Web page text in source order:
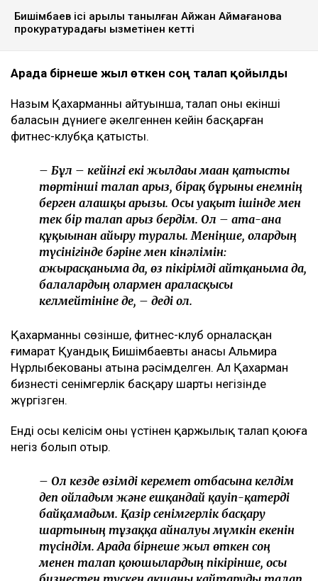
Бишімбаев ісі арқылы танылған Айжан Аймағанова
прокуратурадағы қызметінен кетті
Арада бірнеше жыл өткен соң талап қойылды
Назым Қахарманның айтуынша, талап оның екінші
баласын дүниеге әкелгеннен кейін басқарған
фитнес-клубқа қатысты.
– Бұл – кейінгі екі жылдағы маған қатысты
төртінші талап арыз, бірақ бұрынғы енемнің
берген алғашқы арызы. Осы уақыт ішінде мен
тек бір талап арыз бердім. Ол – ата-ана
құқығынан айыру туралы. Меніңше, олардың
түсінігінде бәріне мен кінәлімін:
ажырасқаныма да, өз пікірімді айтқаныма да,
балалардың олармен араласқысы
келмейтініне де, – деді ол.
Қахарманның сөзінше, фитнес-клуб орналасқан
ғимарат Қуандық Бишімбаевтың анасы Альмира
Нұрлыбекованың атына рәсімделген. Ал Қахарман
бизнесті сенімгерлік басқару шарты негізінде
жүргізген.
Енді осы келісім оның үстінен қаржылық талап қоюға
негіз болып отыр.
– Ол кезде өзімді керемет отбасына келдім
деп ойладым және ешқандай қауіп-қатерді
байқамадым. Қазір сенімгерлік басқару
шартының тұзаққа айналуы мүмкін екенін
түсіндім. Арада бірнеше жыл өткен соң
менен талап қоюшылардың пікірінше, осы